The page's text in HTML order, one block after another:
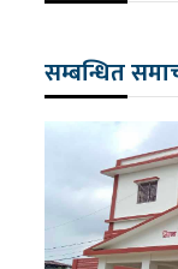
सम्बन्धित